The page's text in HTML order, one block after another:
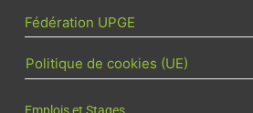
Fédération UPGE
Politique de cookies (UE)